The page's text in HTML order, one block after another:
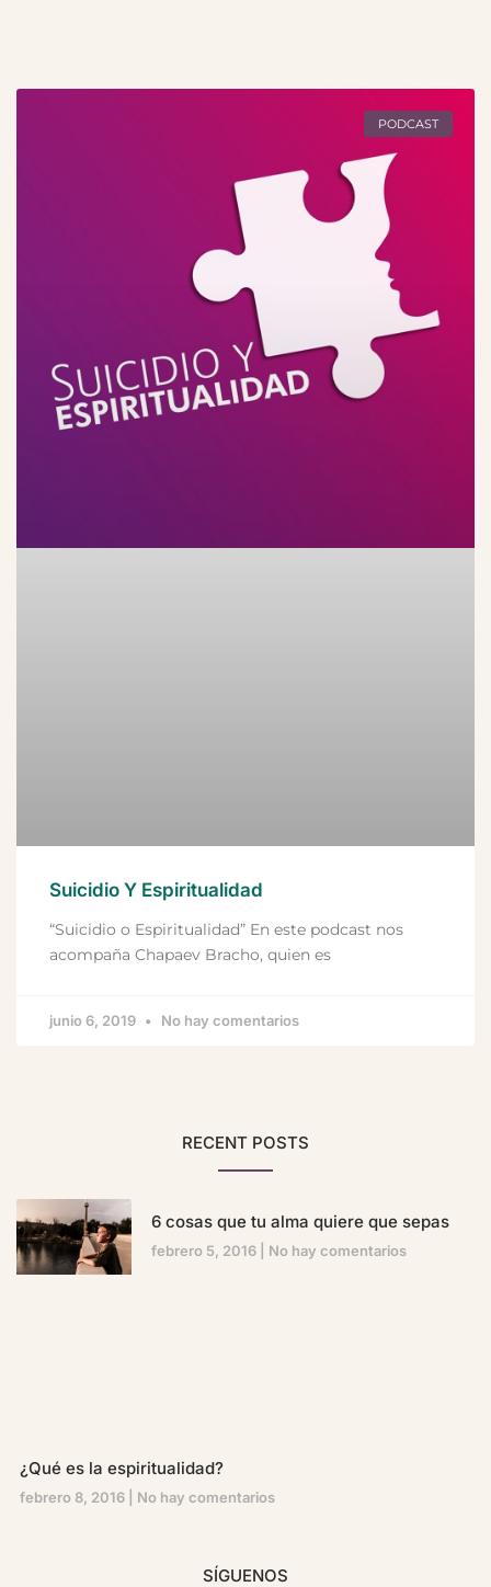
PODCAST
Suicidio Y Espiritualidad
“Suicidio o Espiritualidad” En este podcast nos
acompaña Chapaev Bracho, quien es
junio 6, 2019 No hay comentarios
RECENT POSTS
6 cosas que tu alma quiere que sepas
febrero 5, 2016 No hay comentarios
¿Qué es la espiritualidad?
febrero 8, 2016 No hay comentarios
SÍGUENOS